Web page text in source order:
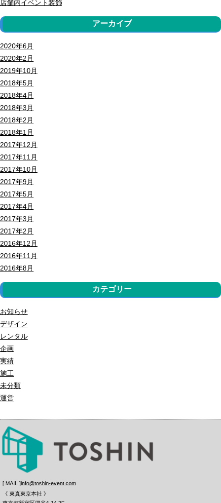
店舗内イベント装飾
アーカイブ
2020年6月
2020年2月
2019年10月
2018年5月
2018年4月
2018年3月
2018年2月
2018年1月
2017年12月
2017年11月
2017年10月
2017年9月
2017年5月
2017年4月
2017年3月
2017年2月
2016年12月
2016年11月
2016年8月
カテゴリー
お知らせ
デザイン
レンタル
企画
実績
施工
未分類
運営
[ MAIL ]info@toshin-event.com
《 東真東京本社 》